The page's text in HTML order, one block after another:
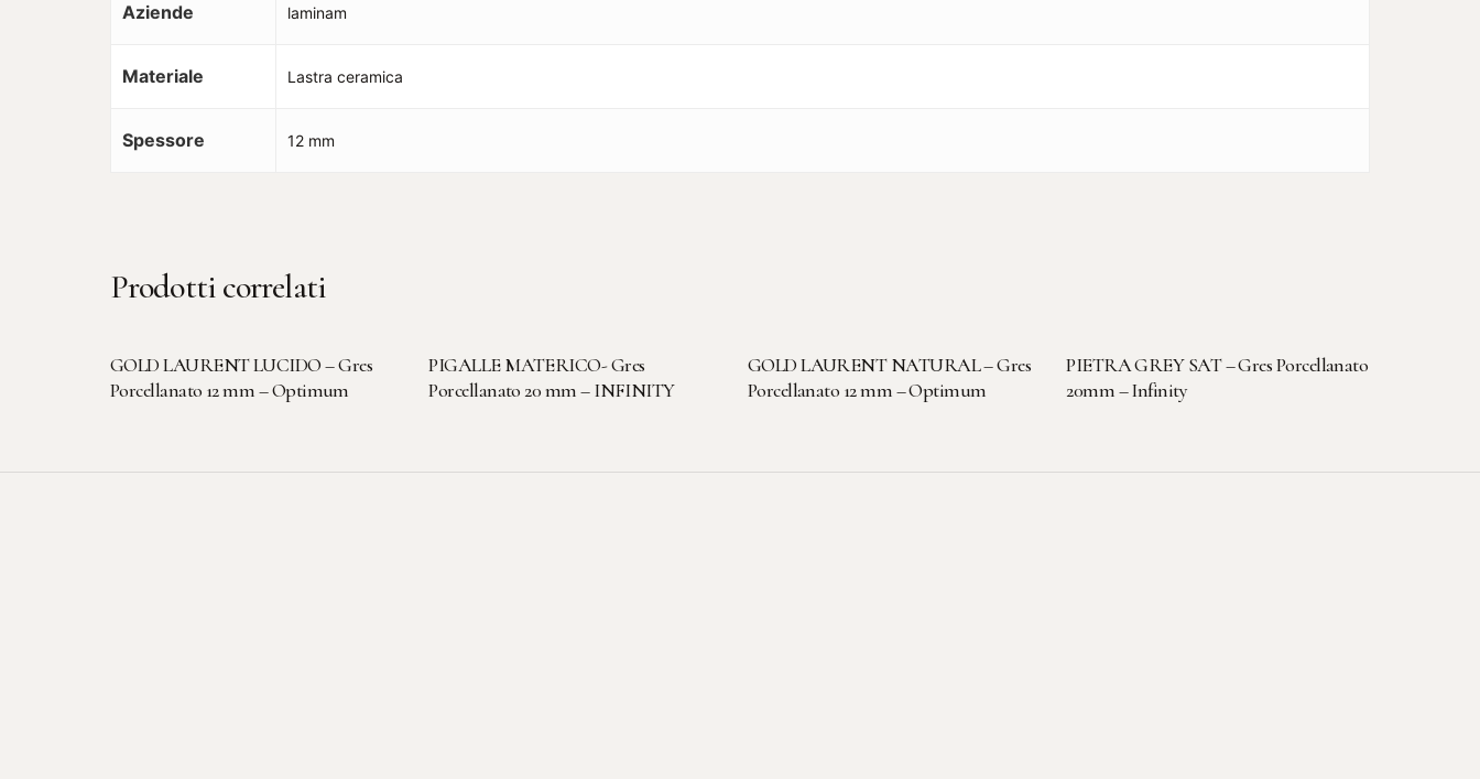
Aziende laminam
Materiale Lastra ceramica
Spessore 12 mm
Prodotti correlati
LEGGI TUTTO
GOLD LAURENT LUCIDO – Gres
Porcellanato 12 mm – Optimum
LEGGI TUTTO
PIGALLE MATERICO- Gres
Porcellanato 20 mm – INFINITY
LEGGI TUTTO
GOLD LAURENT NATURAL – Gres
Porcellanato 12 mm – Optimum
LEGGI TUTTO
PIETRA GREY SAT – Gres Porcellanato
20mm – Infinity